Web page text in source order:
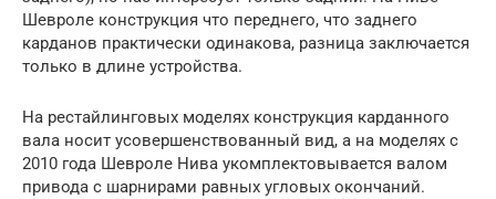
Шевроле конструкция что переднего, что заднего
карданов практически одинакова, разница заключается
только в длине устройства.
На рестайлинговых моделях конструкция карданного
вала носит усовершенствованный вид, а на моделях с
2010 года Шевроле Нива укомплектовывается валом
привода с шарнирами равных угловых окончаний.